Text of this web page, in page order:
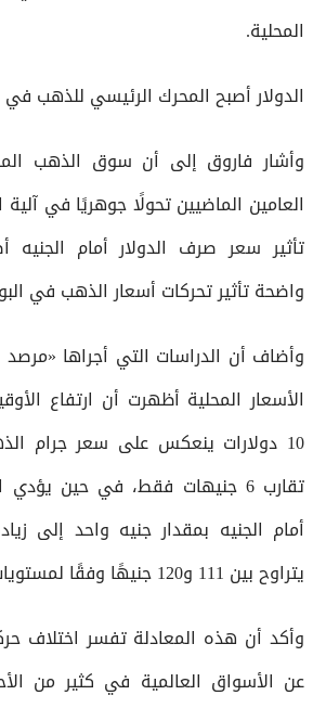
المحلية.
الدولار أصبح المحرك الرئيسي للذهب
وأشار فاروق إلى أن سوق الذهب
العامين الماضيين تحولًا جوهريًا في
تأثير سعر صرف الدولار أمام
واضحة تأثير تحركات أسعار الذهب في
وأضاف أن الدراسات التي أجراها
الأسعار المحلية أظهرت أن ارتفاع
تقارب 6 جنيهات فقط، في حين
أمام الجنيه بمقدار جنيه واحد إلى
يتراوح بين 111 و120 جنيهًا وفقًا لمستويات الأسعار الحالية.
وأكد أن هذه المعادلة تفسر اختلاف
عن الأسواق العالمية في كثير من